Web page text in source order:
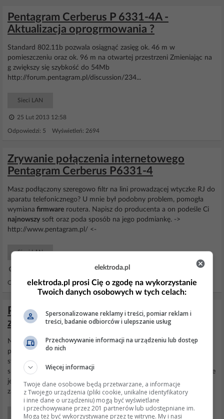
Pentagram Cerberus P 6331-4A -
Aktualizacja oprogrmowania ?
Standard 802.11b pozwala osiągnąć zasięg ok. 46 m w
pomieszczeniu oraz ok. 96 m na otwartej przestrzeni Zmieniając na
g zwiększy się szybkość do 54Mb
http://forum.pentagram.pl/discussion/234...
Sieci LAN
25 Lut 2013 12:58
Odpowiedzi: 5 Wyświetleń: 2694
Zrywanie połączenia internetowego
Pentagram Cerberus P6331-4
Masz podłączony szeregowo filtr na lini prowadzącej wtyczke RJ do
aparatu telefonicznego? U mnie był podobny problem, pomogła
wymiana firmware routera. Napisz do producenta a on podeśle Ci
najnowszy soft oraz poda sposób na jego podmiankę. ->
http://www.pentagram.pl/ <-
Sieci LAN
Odpowiedzi: 5 Wyświetleń: 2078
PENTAGRAM Cerberus P 6351 - Nie
zapisuje ustawień.
Nie próbowałem "twardego resetu" routera - tak jak pisałem
powyżej, obawiam się, że może to jeszcze bardziej pogorszyć
sytuację. Za to sprawdziłem, jak router zachowuje się, kiedy
skorzystam z innej przeglądarki - dalej to samo. Sprawdzę na jeszcze
jednej, ale wątpię, by to cokolwiek zmieniło. Afirmware mam
zainstalowanynajnowszydostępny, chyba że...
Sieci WiFi
elektroda.pl
elektroda.pl prosi Cię o zgodę na wykorzystanie
Twoich danych osobowych w tych celach:
Spersonalizowane reklamy i treści, pomiar reklam i
treści, badanie odbiorców i ulepszanie usług
Przechowywanie informacji na urządzeniu lub dostęp
do nich
Więcej informacji
Twoje dane osobowe będą przetwarzane, a informacje
z Twojego urządzenia (pliki cookie, unikalne identyfikatory
i inne dane o urządzeniu) mogą być wyświetlane
i przechowywane przez 201 partnerów lub udostępniane im.
Mogą też być wykorzystywane przez tę witrynę. My i nasi